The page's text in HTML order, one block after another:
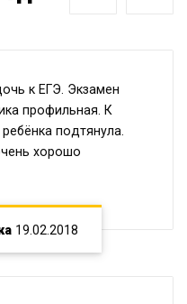
к ЕГЭ. Экзамен
профильная. К
подтянула.
хорошо
19.02.2018